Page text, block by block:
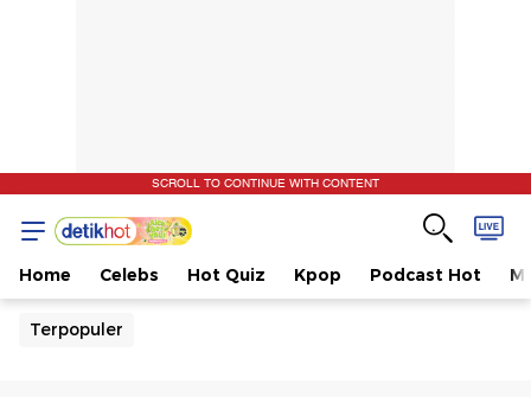
SCROLL TO CONTINUE WITH CONTENT
Home Celebs Hot Quiz Kpop Podcast Hot
Terpopuler